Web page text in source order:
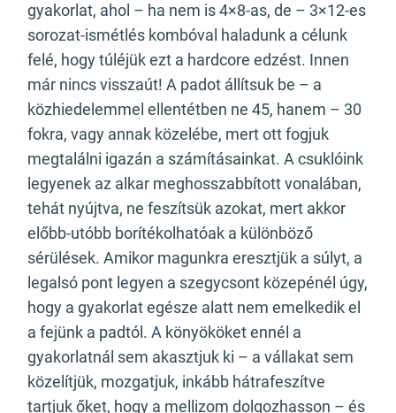
gyakorlat, ahol – ha nem is 4×8-as, de – 3×12-es
sorozat-ismétlés kombóval haladunk a célunk
felé, hogy túléjük ezt a hardcore edzést. Innen
már nincs visszaút! A padot állítsuk be – a
közhiedelemmel ellentétben ne 45, hanem – 30
fokra, vagy annak közelébe, mert ott fogjuk
megtalálni igazán a számításainkat. A csuklóink
legyenek az alkar meghosszabbított vonalában,
tehát nyújtva, ne feszítsük azokat, mert akkor
előbb-utóbb borítékolhatóak a különböző
sérülések. Amikor magunkra eresztjük a súlyt, a
legalsó pont legyen a szegycsont közepénél úgy,
hogy a gyakorlat egésze alatt nem emelkedik el
a fejünk a padtól. A könyököket ennél a
gyakorlatnál sem akasztjuk ki – a vállakat sem
közelítjük, mozgatjuk, inkább hátrafeszítve
tartjuk őket, hogy a mellizom dolgozhasson – és